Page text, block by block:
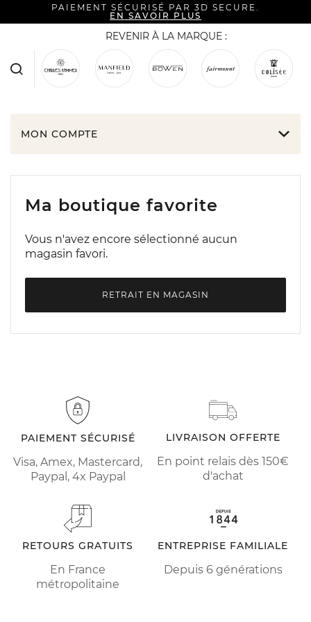
PAIEMENT SÉCURISÉ PAR 3D SECURE.
EN SAVOIR PLUS
REVENIR À LA MARQUE :
MON COMPTE
Mes adresses
Mes commandes
Mes retours
Ma boutique favorite
Vous n'avez encore sélectionné aucun
magasin favori.
RETRAIT EN MAGASIN
PAIEMENT SÉCURISÉ
Visa, Amex, Mastercard,
Paypal, 4x Paypal
LIVRAISON OFFERTE
En point relais dès 150€
d'achat
RETOURS GRATUITS
En France
métropolitaine
ENTREPRISE FAMILIALE
Depuis 6 générations